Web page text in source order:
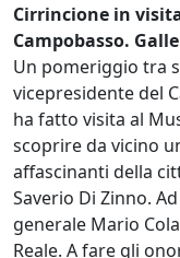
Cirrincione in
Campobasso.
Un pomeriggio tra
vicepresidente del
ha fatto visita al
scoprire da vicino
affascinanti della
Saverio Di Zinno.
generale Mario
Reale. A fare gli